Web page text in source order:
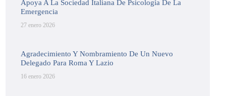
Apoya A La Sociedad Italiana De Psicología De La
Emergencia
27 enero 2026
Agradecimiento Y Nombramiento De Un Nuevo
Delegado Para Roma Y Lazio
16 enero 2026